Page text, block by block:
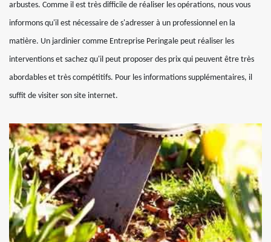
arbustes. Comme il est très difficile de réaliser les opérations, nous vous
informons qu'il est nécessaire de s'adresser à un professionnel en la
matière. Un jardinier comme Entreprise Peringale peut réaliser les
interventions et sachez qu'il peut proposer des prix qui peuvent être très
abordables et très compétitifs. Pour les informations supplémentaires, il
suffit de visiter son site internet.